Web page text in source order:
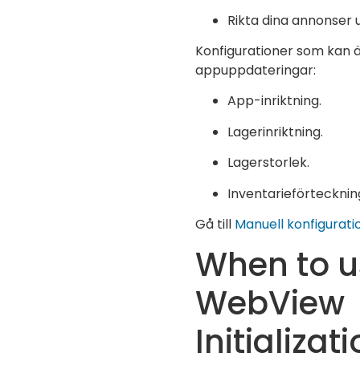
Rikta dina
Konfigurationer som kan
appuppdateringar:
App-inriktning.
Lagerinriktning.
Lagerstorlek.
Gå till Manuell
When to
WebView